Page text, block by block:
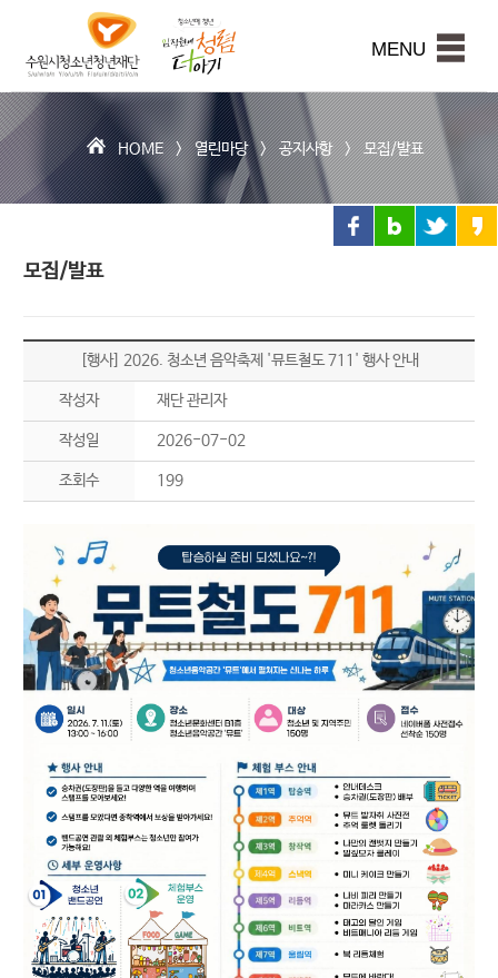
본문내용 바로가기
시
청
소
년
청
년
재
단
MENU
HOME >열린마당>공지사항>모집/발표
모집/발표
[행사] 2026. 청소년 음악축제 '뮤트철도 711' 행사 안내
작성자 재단 관리자
작성일 2026-07-02
조회수 199